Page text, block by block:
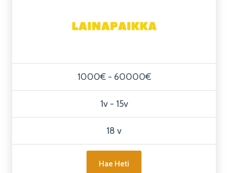
1000€ - 60000€
1v - 15v
18 v
Hae Heti